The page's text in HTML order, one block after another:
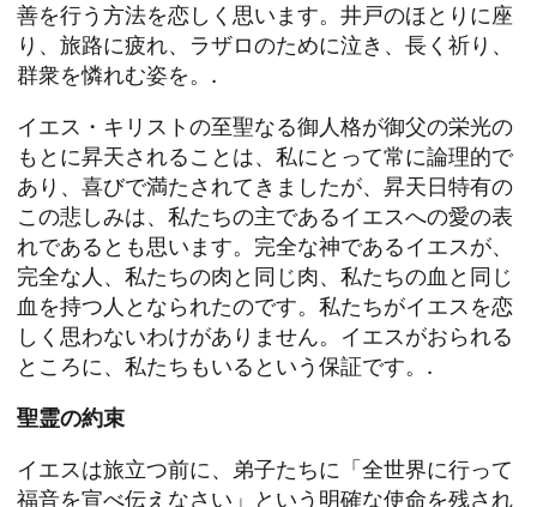
善を行う方法を恋しく思います。井戸のほとりに座
り、旅路に疲れ、ラザロのために泣き、長く祈り、
群衆を憐れむ姿を。.
イエス・キリストの至聖なる御人格が御父の栄光の
もとに昇天されることは、私にとって常に論理的で
あり、喜びで満たされてきましたが、昇天日特有の
この悲しみは、私たちの主であるイエスへの愛の表
れであるとも思います。完全な神であるイエスが、
完全な人、私たちの肉と同じ肉、私たちの血と同じ
血を持つ人となられたのです。私たちがイエスを恋
しく思わないわけがありません。イエスがおられる
ところに、私たちもいるという保証です。.
聖霊の約束
イエスは旅立つ前に、弟子たちに「全世界に行って
福音を宣べ伝えなさい」という明確な使命を残され